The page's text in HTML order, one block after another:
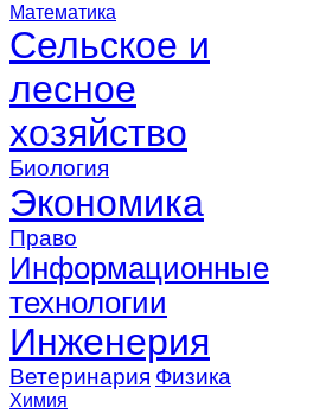
Математика
Сельское и
лесное
хозяйство
Биология
Экономика
Право
Информационные
технологии
Инженерия
Ветеринария Физика
Химия